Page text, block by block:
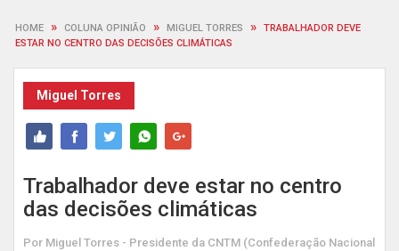
HOME » COLUNA OPINIÃO » MIGUEL TORRES »
TRABALHADOR DEVE
ESTAR NO CENTRO DAS DECISÕES CLIMÁTICAS
Miguel Torres
Trabalhador deve estar no centro
das decisões climáticas
Por Miguel Torres - Presidente da CNTM (Confederação Nacional